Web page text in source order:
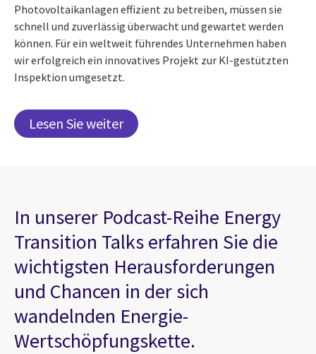
Photovoltaikanlagen effizient zu betreiben, müssen sie
schnell und zuverlässig überwacht und gewartet werden
können. Für ein weltweit führendes Unternehmen haben
wir erfolgreich ein innovatives Projekt zur KI-gestützten
Inspektion umgesetzt.
Lesen Sie weiter
In unserer Podcast-Reihe Energy
Transition Talks erfahren Sie die
wichtigsten Herausforderungen
und Chancen in der sich
wandelnden Energie-
Wertschöpfungskette.